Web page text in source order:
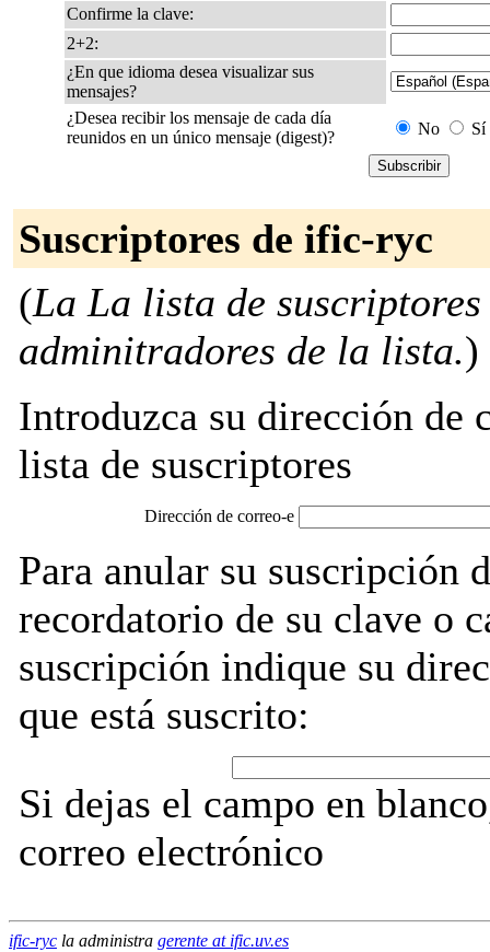
Confirme la clave:
2+2:
¿En que idioma desea visualizar sus
mensajes?
¿Desea recibir los mensaje de cada día
reunidos en un único mensaje (digest)?
No Sí
Suscriptores de ific-ryc
(La La lista de
adminitradores de la lista.)
Introduzca su dirección de
lista de suscriptores
Dirección de correo-e
Para anular su suscripción
recordatorio de su clave o
suscripción indique su
que está suscrito:
Si dejas el campo en
correo electrónico
ific-ryc la administra gerente at ific.uv.es